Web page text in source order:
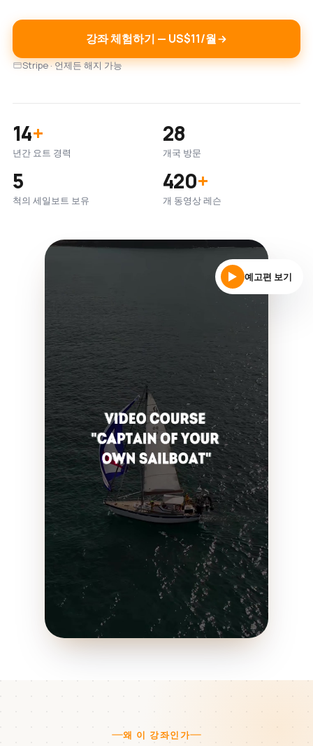
강좌 체험하기 — US$11/월
Stripe · 언제든 해지 가능
14+
년간 요트 경력
28
개국 방문
5
척의 세일보트 보유
420+
개 동영상 레슨
예고편 보기
왜 이 강좌인가